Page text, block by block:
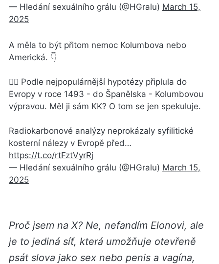
— Hledání sexuálního grálu (@HGralu) March 15,
2025
A měla to být přitom nemoc Kolumbova nebo
Americká. 👇
🏴‍☠️ Podle nejpopulárnější hypotézy připlula do
Evropy v roce 1493 - do Španělska - Kolumbovou
výpravou. Měl ji sám KK? O tom se jen spekuluje.
Radiokarbonové analýzy neprokázaly syfilitické
kosterní nálezy v Evropě před…
https://t.co/rtFztVyrRj
— Hledání sexuálního grálu (@HGralu) March 15,
2025
Proč jsem na X? Ne, nefandím Elonovi, ale
je to jediná síť, která umožňuje otevřeně
psát slova jako sex nebo penis a vagína,